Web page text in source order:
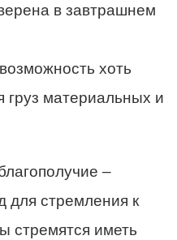
в завтрашнем
хоть
груз материальных и
–
для стремления к
стремятся иметь